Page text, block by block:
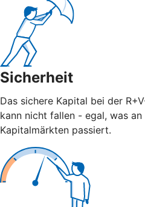
Sicherheit
Das sichere Kapital bei der
kann nicht fallen - egal, was
Kapitalmärkten passiert.